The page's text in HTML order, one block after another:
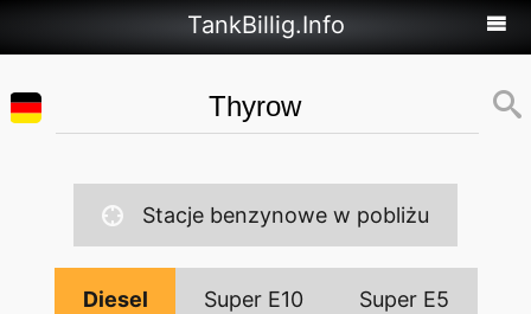
TankBillig.Info
Stacje benzynowe w pobliżu
Diesel Super E10 Super E5